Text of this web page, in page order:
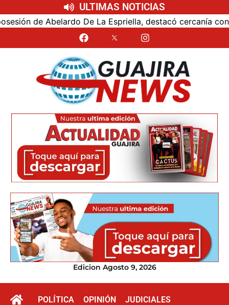
ULTIMAS NOTICIAS
de Abelardo De La Espriella, destacó cercanía con el
Edicion Agosto 9, 2026
POLÍTICA OPINIÓN
JUDICIALES